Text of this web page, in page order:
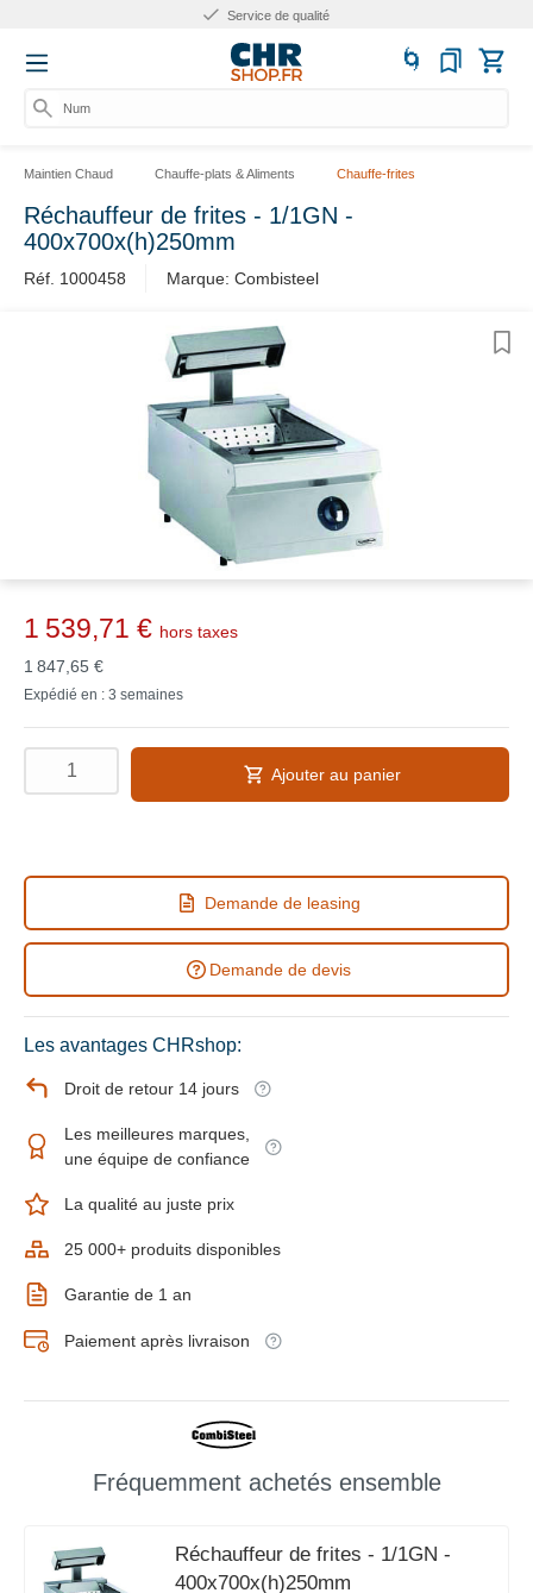
Service de qualité
Numér
Maintien Chaud Chauffe-plats & Aliments Chauffe-frites
Réchauffeur de frites - 1/1GN -
400x700x(h)250mm
Réf. 1000458 Marque: Combisteel
1 539,71 € hors taxes
1 847,65 €
Expédié en : 3 semaines
Ajouter au panier
Demande de leasing
Demande de devis
Les avantages CHRshop:
Droit de retour 14 jours
Les meilleures marques,
une équipe de confiance
La qualité au juste prix
25 000+ produits disponibles
Garantie de 1 an
Paiement après livraison
Fréquemment achetés ensemble
Réchauffeur de frites - 1/1GN -
400x700x(h)250mm